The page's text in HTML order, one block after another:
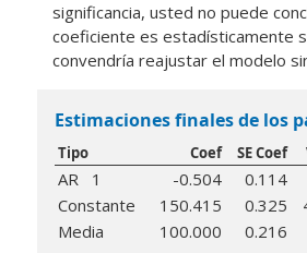
significancia, usted no puede
coeficiente es estadísticamente
convendría reajustar el modelo
Estimaciones finales de los
Tipo Coef SE Coef
AR 1 -0.504 0.114
Constante
150.415 0.325
Media
100.000 0.216